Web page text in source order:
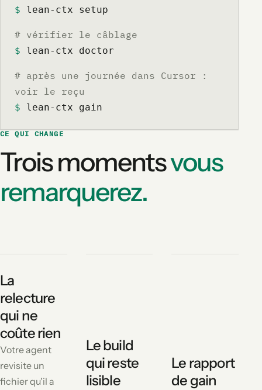
$ lean-ctx setup
# vérifier le câblage
$ lean-ctx doctor
# après une journée dans Cursor :
voir le reçu
$ lean-ctx gain
CE QUI CHANGE
Trois momentsvous
remarquerez.
La
relecture
qui ne
coûte rien
Votre agent
revisite un
fichier qu'il a
Le build
qui reste
lisible
Le rapport
de gain